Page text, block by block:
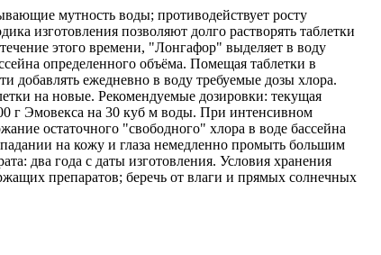
мутность воды; противодействует росту
изготовления позволяют долго растворять таблетки
этого времени, "Лонгафор" выделяет в воду
определенного объёма. Помещая таблетки в
добавлять ежедневно в воду требуемые дозы хлора.
на новые. Рекомендуемые дозировки: текущая
г Эмовекса на 30 куб м воды. При интенсивном
остаточного "свободного" хлора в воде бассейна
на кожу и глаза немедленно промыть большим
два года с даты изготовления. Условия хранения
препаратов; беречь от влаги и прямых солнечных